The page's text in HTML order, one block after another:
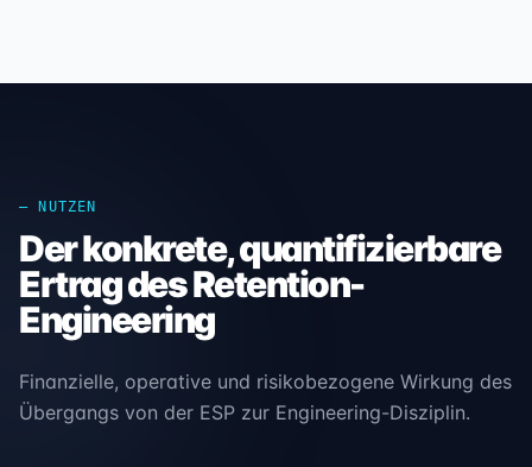
— NUTZEN
Der konkrete, quantifizierbare
Ertrag des Retention-
Engineering
Finanzielle, operative und risikobezogene Wirkung des
Übergangs von der ESP zur Engineering-Disziplin.